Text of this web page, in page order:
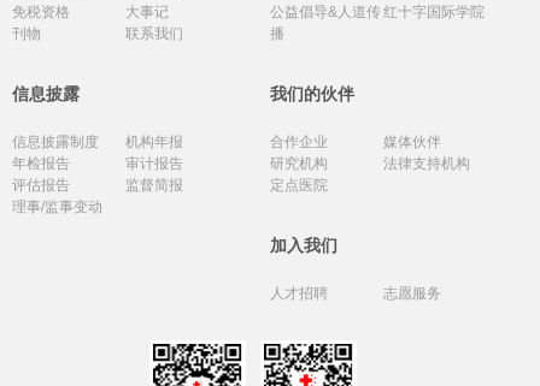
免税资格
大事记
刊物
联系我们
公益倡导&人道传
播
红十字国际学院
信息披露
信息披露制度
机构年报
年检报告
审计报告
评估报告
监督简报
理事/监事变动
我们的伙伴
合作企业
媒体伙伴
研究机构
法律支持机构
定点医院
加入我们
人才招聘 志愿服务